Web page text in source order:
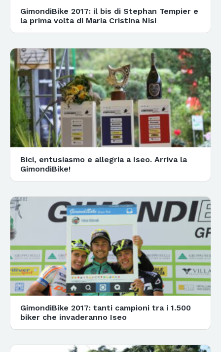
GimondiBike 2017: il bis di Stephan Tempier e
la prima volta di Maria Cristina Nisi
Bici, entusiasmo e allegria a Iseo. Arriva la
GimondiBike!
GimondiBike 2017: tanti campioni tra i 1.500
biker che invaderanno Iseo